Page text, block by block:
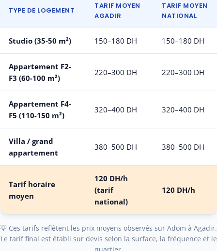
TYPE DE LOGEMENT
TARIF MOYEN
AGADIR
TARIF MOYEN
NATIONAL
Studio (35-50 m²) 150–180 DH 150–180 DH
Appartement F2-
F3 (60-100 m²)
220–300 DH 220–300 DH
Appartement F4-
F5 (110-150 m²)
320–400 DH 320–400 DH
Villa / grand
appartement
380–500 DH 380–500 DH
Tarif horaire
moyen
120 DH/h
(tarif
national)
120 DH/h
💡 Ces tarifs reflètent les prix moyens observés sur Adom à Agadir.
Le tarif final est établi sur devis selon la surface, la fréquence et le